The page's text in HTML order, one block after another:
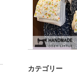
カテゴリー